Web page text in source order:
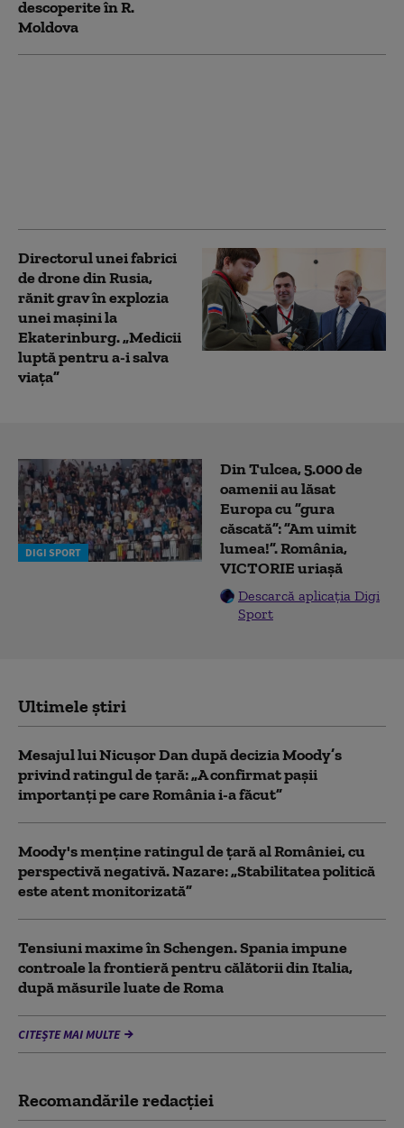
descoperite în R.
Moldova
Directorul unei fabrici
de drone din Rusia,
rănit grav în explozia
unei maşini la
Ekaterinburg. „Medicii
luptă pentru a-i salva
viaţa”
DIGI SPORT
Din Tulcea, 5.000 de
oamenii au lăsat
Europa cu ”gura
căscată”: ”Am uimit
lumea!”. România,
VICTORIE uriașă
Descarcă aplicația Digi
Sport
Ultimele știri
Mesajul lui Nicușor Dan după decizia Moody’s
privind ratingul de țară: „A confirmat pașii
importanți pe care România i-a făcut”
Moody's menține ratingul de țară al României, cu
perspectivă negativă. Nazare: „Stabilitatea politică
este atent monitorizată”
Tensiuni maxime în Schengen. Spania impune
controale la frontieră pentru călătorii din Italia,
după măsurile luate de Roma
CITEȘTE MAI MULTE
Recomandările redacţiei